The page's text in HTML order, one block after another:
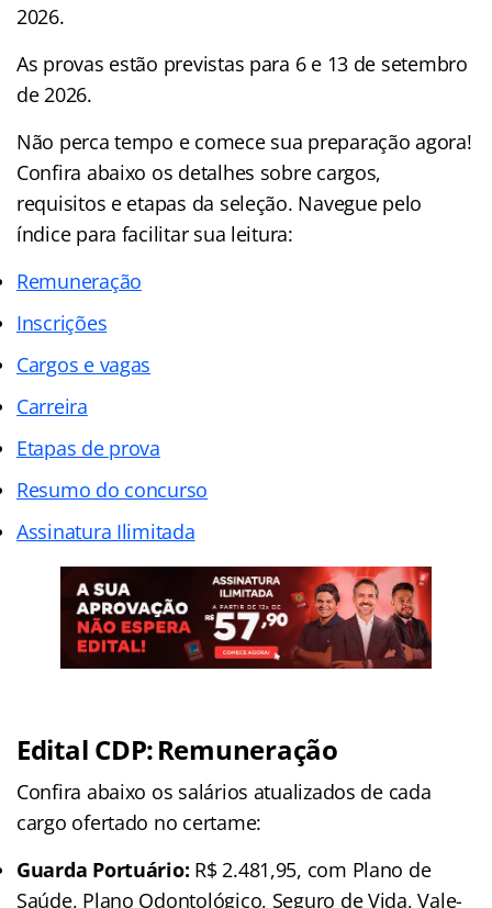
2026.
As provas estão previstas para 6 e 13 de setembro
de 2026.
Não perca tempo e comece sua preparação agora!
Confira abaixo os detalhes sobre cargos,
requisitos e etapas da seleção. Navegue pelo
índice para facilitar sua leitura:
Remuneração
Inscrições
Cargos e vagas
Carreira
Etapas de prova
Resumo do concurso
Assinatura Ilimitada
Edital CDP: Remuneração
Confira abaixo os salários atualizados de cada
cargo ofertado no certame:
Guarda Portuário: R$ 2.481,95, com Plano de
Saúde, Plano Odontológico, Seguro de Vida, Vale-